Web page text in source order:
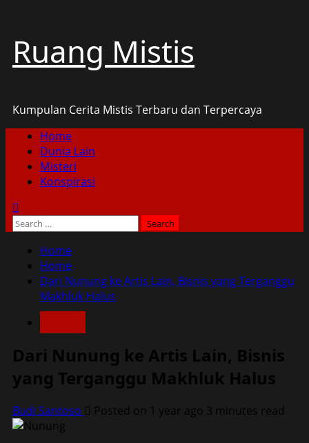
content
Ruang Mistis
Kumpulan Cerita Mistis Terbaru dan Terpercaya
Primary
Menu
Home
Dunia Lain
Misteri
Konspirasi
Search
Home
Home
Dari Nunung ke Artis Lain, Bisnis yang Terganggu
Makhluk Halus
Dari Nunung ke Artis Lain, Bisnis
yang Terganggu Makhluk Halus
Budi Santoso Posted on 1 year ago 3 minutes read